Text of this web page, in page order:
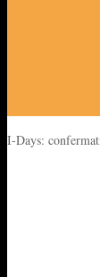
I-Days: